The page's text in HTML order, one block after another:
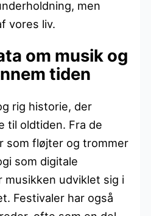
men
vores liv.
om musik og
tiden
rig historie, der
til oldtiden. Fra de
som fløjter og trommer
som digitale
musikken udviklet sig i
Festivaler har også